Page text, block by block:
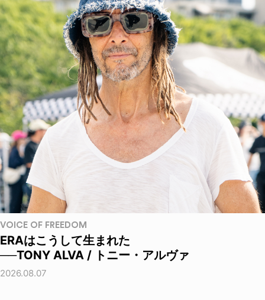
VOICE OF FREEDOM
ERAはこうして生まれた
──TONY ALVA / トニー・アルヴァ
2026.08.07